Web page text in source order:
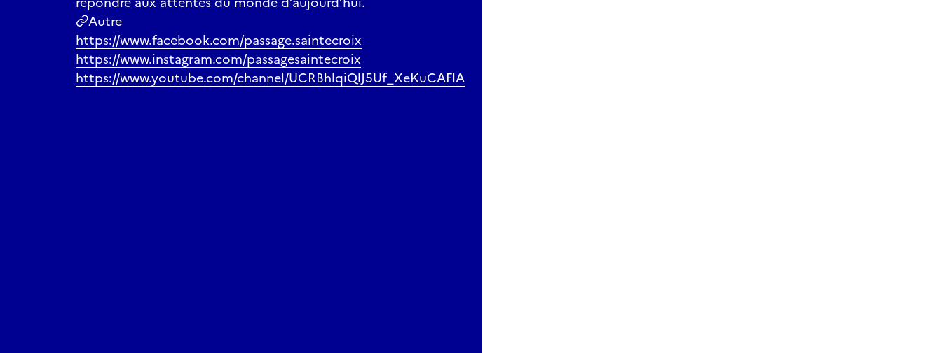
Autre
https://www.facebook.com/passage.saintecroix
https://www.instagram.com/passagesaintecroix
https://www.youtube.com/channel/UCRBhlqiQlJ5Uf_XeKuCAFlA